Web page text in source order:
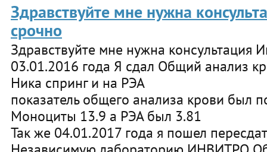
Здравствуйте мне нужна
срочно
Здравствуйте мне нужна консультация
03.01.2016 года Я сдал Общий анализ
Ника спринг и на РЭА
показатель общего анализа крови был
Моноциты 13.9 а РЭА был 3.81
Так же 04.01.2017 года я пошел